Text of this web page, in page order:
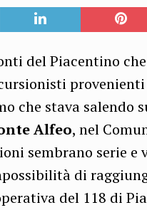
del Piacentino
che stava salendo
Alfeo, nel
sembrano serie e
di
del 118 di